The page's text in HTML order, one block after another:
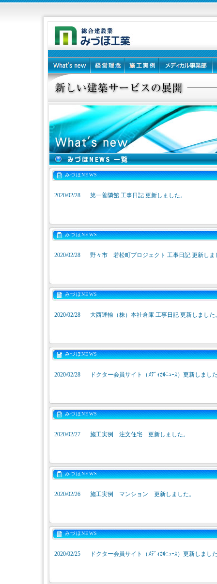
みづほNEWS
2020/02/28 第一善隣館 工事日記 更新しました。
みづほNEWS
2020/02/28 野々市 若松町プロジェクト 工事日記 更新しま
みづほNEWS
2020/02/28 大西運輸（株）本社倉庫 工事日記 更新しました
みづほNEWS
2020/02/28 ドクター会員サイト（ﾒﾃﾞｨｶﾙﾆｭｰｽ）更新しまし
みづほNEWS
2020/02/27 施工実例 注文住宅 更新しました。
みづほNEWS
2020/02/26 施工実例 マンション 更新しました。
みづほNEWS
2020/02/25 ドクター会員サイト（ﾒﾃﾞｨｶﾙﾆｭｰｽ）更新しまし